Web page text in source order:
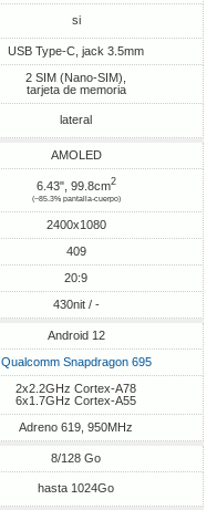
si
USB Type-C, jack 3.5mm
2 SIM (Nano-SIM),
tarjeta de memoria
lateral
AMOLED
6.43", 99.8cm2
(~85.3% pantalla-cuerpo)
2400x1080
409
20:9
430nit / -
Android 12
Qualcomm Snapdragon 695
2x2.2GHz Cortex-A78
6x1.7GHz Cortex-A55
Adreno 619, 950MHz
8/128 Go
hasta 1024Go